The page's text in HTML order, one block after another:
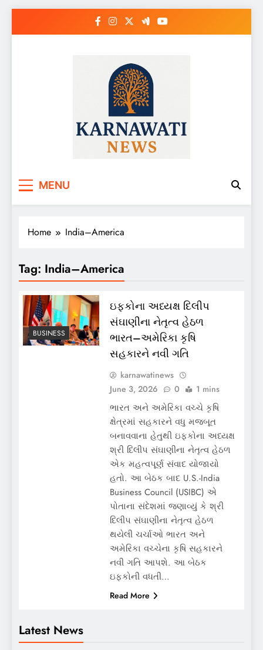
MENU
Latest News
Home India–America
Tag: India–America
BUSINESS
ઇફકોના અધ્યક્ષ દિલીપ
સંઘાણીના નેતૃત્વ હેઠળ
ભારત–અમેરિકા કૃષિ
સહકારને નવી ગતિ
karnawatinews
June 3, 2026
0 1 mins
ભારત અને અમેરિકા વચ્ચે કૃષિ
ક્ષેત્રમાં સહકારને વધુ મજબૂત
બનાવવાના હેતુથી ઇફકોના અધ્યક્ષ
શ્રી દિલીપ સંઘાણીના નેતૃત્વ હેઠળ
એક મહત્વપૂર્ણ સંવાદ યોજાયો
હતો. આ બેઠક બાદ U.S.-India
Business Council (USIBC) એ
પોતાના સંદેશમાં જણાવ્યું કે શ્રી
દિલીપ સંઘાણીના નેતૃત્વ હેઠળ
થયેલી ચર્ચાઓ ભારત અને
અમેરિકા વચ્ચેના કૃષિ સહકારને
નવી ગતિ આપશે. આ બેઠક
ઇફકોની વધતી…
Read More